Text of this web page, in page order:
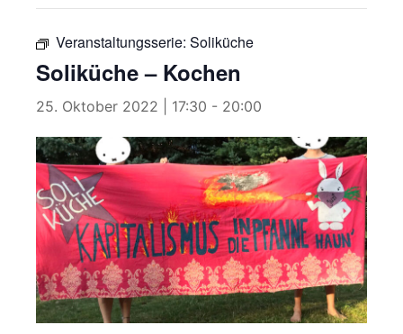
Veranstaltungsserie: Soliküche
Soliküche – Kochen
25. Oktober 2022 | 17:30 - 20:00